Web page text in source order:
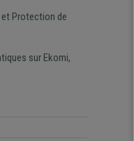
Protection de
sur Ekomi,